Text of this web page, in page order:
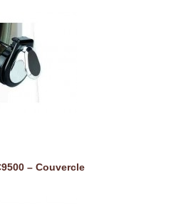
– Couvercle